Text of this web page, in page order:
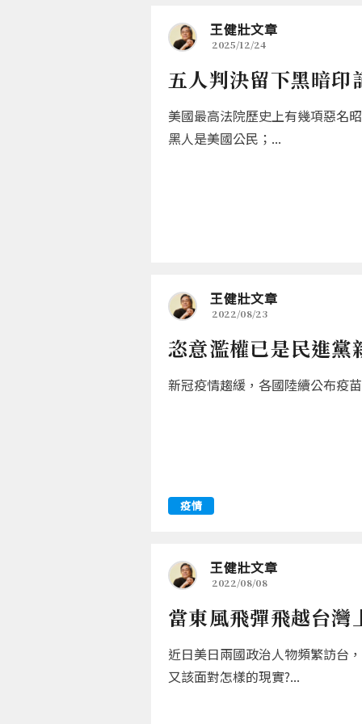
王健壯文章
2025/12/24
五人判決留下黑暗印
美國最高法院歷史上有幾項惡名
黑人是美國公民；...
王健壯文章
2022/08/23
恣意濫權已是民進黨
新冠疫情趨緩，各國陸續公布疫
疫情
王健壯文章
2022/08/08
當東風飛彈飛越台灣
近日美日兩國政治人物頻繁訪台
又該面對怎樣的現實?...